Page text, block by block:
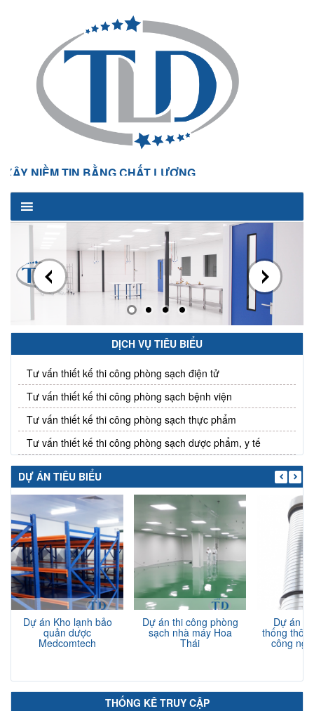
TIN BẰNG CHẤT LƯỢNG
DỊCH VỤ TIÊU BIỂU
Tư vấn thiết kế thi công phòng sạch điện tử
Tư vấn thiết kế thi công phòng sạch bệnh viện
Tư vấn thiết kế thi công phòng sạch thực phẩm
Tư vấn thiết kế thi công phòng sạch dược phẩm, y tế
DỰ ÁN TIÊU BIỂU
Dự án Kho lạnh bảo
quản dược
Medcomtech
Dự án thi công phòng
sạch nhà máy Hoa
Thái
Dự án
thống
công
THỐNG KÊ TRUY CẬP